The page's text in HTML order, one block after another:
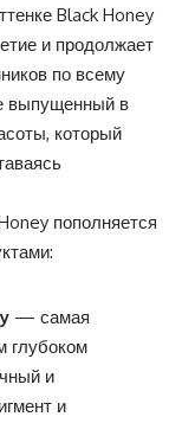
Black Honey
и продолжает
по всему
выпущенный в
который
пополняется
— самая
глубоком
и
и